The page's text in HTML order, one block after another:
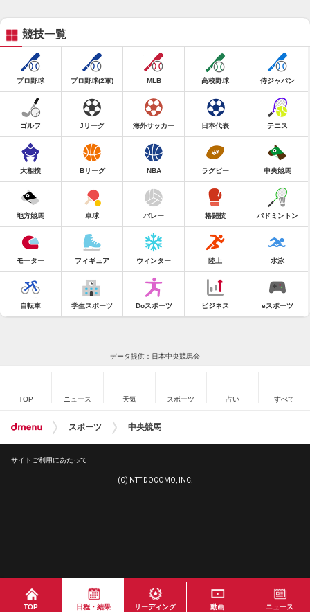
TOP 日程・結果 リーディング 動画 ニュース
競技一覧
プロ野球 プロ野球(2軍) MLB 高校野球 侍ジャパン
ゴルフ Jリーグ 海外サッカー 日本代表 テニス
大相撲 Bリーグ NBA ラグビー 中央競馬
地方競馬 卓球 バレー 格闘技 バドミントン
モーター フィギュア ウィンター 陸上 水泳
自転車 学生スポーツ Doスポーツ ビジネス eスポーツ
データ提供：日本中央競馬会
TOP ニュース 天気 スポーツ 占い すべて
スポーツ 中央競馬
サイトご利用にあたって
(C) NTT DOCOMO, INC.